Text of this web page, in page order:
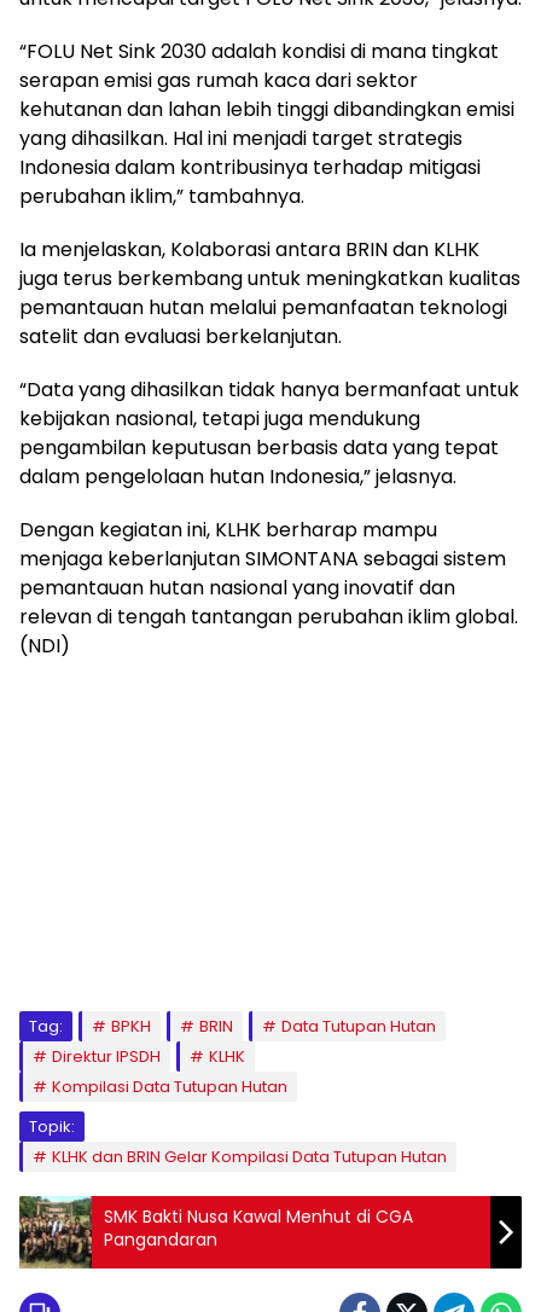
“FOLU Net Sink 2030 adalah kondisi di mana tingkat
serapan emisi gas rumah kaca dari sektor
kehutanan dan lahan lebih tinggi dibandingkan emisi
yang dihasilkan. Hal ini menjadi target strategis
Indonesia dalam kontribusinya terhadap mitigasi
perubahan iklim,” tambahnya.
Ia menjelaskan, Kolaborasi antara BRIN dan KLHK
juga terus berkembang untuk meningkatkan kualitas
pemantauan hutan melalui pemanfaatan teknologi
satelit dan evaluasi berkelanjutan.
“Data yang dihasilkan tidak hanya bermanfaat untuk
kebijakan nasional, tetapi juga mendukung
pengambilan keputusan berbasis data yang tepat
dalam pengelolaan hutan Indonesia,” jelasnya.
Dengan kegiatan ini, KLHK berharap mampu
menjaga keberlanjutan SIMONTANA sebagai sistem
pemantauan hutan nasional yang inovatif dan
relevan di tengah tantangan perubahan iklim global.
(NDI)
Tag: BPKH BRIN
Data Tutupan Hutan
Direktur IPSDH
KLHK
Kompilasi Data Tutupan Hutan
Topik:
KLHK dan BRIN Gelar Kompilasi Data Tutupan Hutan
SMK Bakti Nusa Kawal Menhut di CGA
Pangandaran